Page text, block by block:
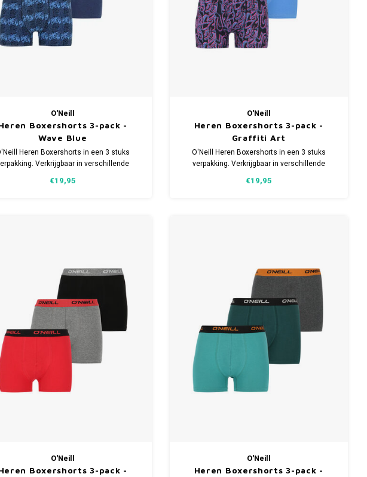
O'Neill
Boxershorts 3-pack -
Wave Blue
Heren Boxershorts in een 3 stuks
Verkrijgbaar in verschillende
Elastaan.
€19,95
O'Neill
Heren Boxershorts 3-pack -
Graffiti Art
O'Neill Heren Boxershorts in een 3 stuks
verpakking. Verkrijgbaar in verschillende
Elastaan.
€19,95
O'Neill
Boxershorts 3-pack -
O'Neill
Heren Boxershorts 3-pack -